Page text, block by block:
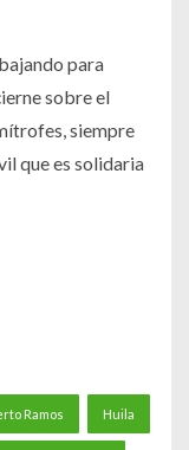
para
sobre el
siempre
que es solidaria
Ramos Huila